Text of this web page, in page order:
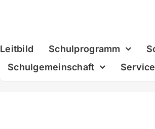
Leitbild Schulprogramm
Schulgemeinschaft
Service